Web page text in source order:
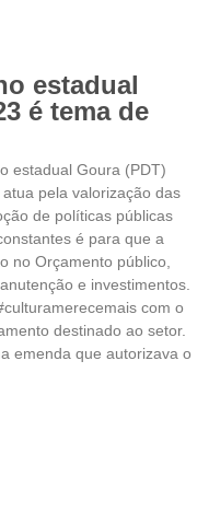
estadual
é tema de
estadual Goura (PDT)
pela valorização das
de políticas públicas
é para que a
no Orçamento público,
e investimentos.
com o
destinado ao setor.
emenda que autorizava o